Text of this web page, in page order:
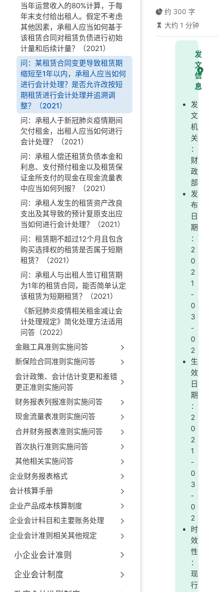
当年运营收入的80%计算，于每
年末支付给出租人。假定不考虑
其他因素，承租人应当如何基于
该租赁合同对租赁负债进行初始
计量和后续计量？（2021）
问：某租赁合同变更导致租赁期
缩短至1年以内，承租人应当如何
进行会计处理？是否允许改按短
期租赁进行会计处理并追溯调
整？（2021）
问：承租人于新冠肺炎疫情期间
欠付租金，出租人应当如何进行
会计处理？（2021）
问：承租人偿还租赁负债本金和
利息、支付预付租金以及租赁保
证金所支付的现金在现金流量表
中应当如何列报？（2021）
问：承租人发生的租赁资产改良
支出及其导致的预计复原支出应
当如何进行会计处理？（2021）
问：租赁期不超过12个月且包含
购买选择权的租赁是否属于短期
租赁？（2021）
问：承租人与出租人签订租赁期
为1年的租赁合同，能否简单认定
该租赁为短期租赁？（2021）
《新冠肺炎疫情相关租金减让会
计处理规定》简化处理方法适用
问答（2022）
金融工具准则实施问答
新保险合同准则实施问答
会计政策、会计估计变更和差错
更正准则实施问答
财务报表列报准则实施问答
现金流量表准则实施问答
合并财务报表准则实施问答
首次执行准则实施问答
其他相关实施问答
企业财务报表格式
会计核算手册
企业产品成本核算制度
企业会计科目和主要账务处理
企业会计准则相关其他规定
小企业会计准则
企业会计制度
约 300 字
大约 1 分钟
发
文
信
息
发
文
机
关
：
财
政
部
发
布
日
期
：
2
0
2
1
-
0
3
-
0
2
生
效
日
期
：
2
0
2
1
-
0
3
-
0
2
时
效
性
：
现
行